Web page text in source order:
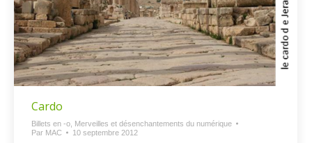
Cardo
Billets en -o Merveilles et désenchantements du numérique
Par MAC 10 septembre 2012